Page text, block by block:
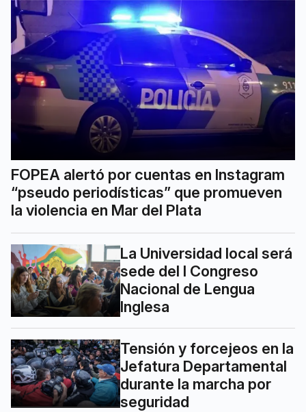
FOPEA alertó por cuentas en Instagram
“pseudo periodísticas” que promueven
la violencia en Mar del Plata
La Universidad local será
sede del I Congreso
Nacional de Lengua
Inglesa
Tensión y forcejeos en la
Jefatura Departamental
durante la marcha por
seguridad